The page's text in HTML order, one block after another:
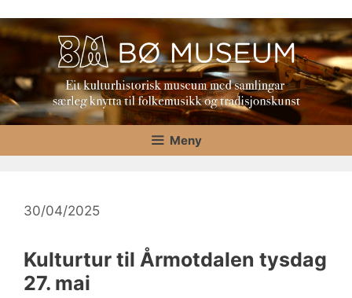
til
innhold
Meny
30/04/2025
Kulturtur til Årmotdalen tysdag
27. mai